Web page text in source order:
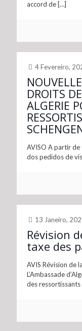
accord de […]
4 Fevereiro,
DROITS
ALGERIE
AVISO A partir
dos pedidos de
13 Janeiro,
Révision
taxe des
AVIS Révision de
L’Ambassade
des ressortissants